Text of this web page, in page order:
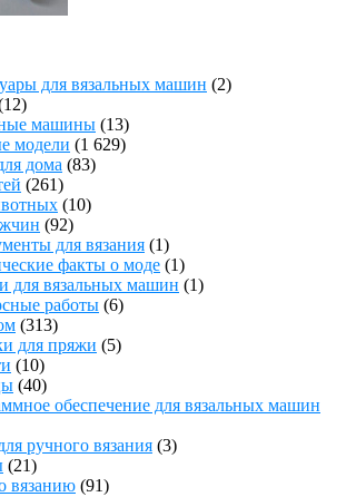
для вязальных машин (2)
машины (13)
модели (1 629)
дома (83)
(261)
(10)
(92)
для вязания (1)
факты о моде (1)
для вязальных машин (1)
работы (6)
(313)
для пряжи (5)
(10)
(40)
обеспечение для вязальных машин
ручного вязания (3)
(21)
вязанию (91)